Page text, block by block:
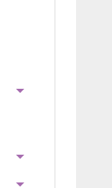
TOGGLE MENU
TOGGLE MENU